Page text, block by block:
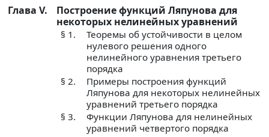
Глава V.
Построение функций Ляпунова для
некоторых нелинейных уравнений
§ 1.
Теоремы об устойчивости в целом
нулевого решения одного
нелинейного уравнения третьего
порядка
§ 2.
Примеры построения функций
Ляпунова для некоторых нелинейных
уравнений третьего порядка
§ 3.
Функции Ляпунова для нелинейных
уравнений четвертого порядка